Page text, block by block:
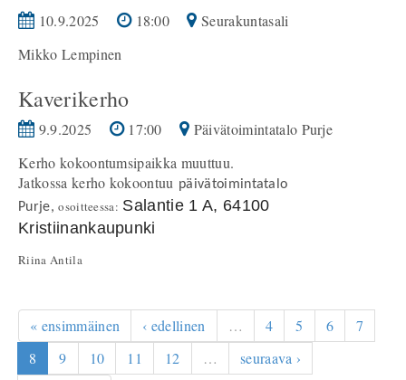
10.9.2025 18:00
Seurakuntasali
Mikko Lempinen
Kaverikerho
9.9.2025 17:00
Päivätoimintatalo Purje
Kerho kokoontumsipaikka muuttuu.
Jatkossa kerho kokoontuu päivätoimintatalo
Purje,osoitteessa: Salantie 1 A, 64100
Kristiinankaupunki
Riina Antila
« ensimmäinen ‹ edellinen … 4 5 6
7
8
9 10 11 12 …
seuraava ›